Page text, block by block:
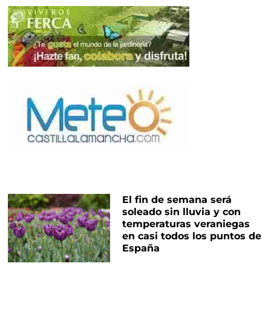
El fin de semana será
soleado sin lluvia y con
temperaturas veraniegas
en casi todos los puntos de
España